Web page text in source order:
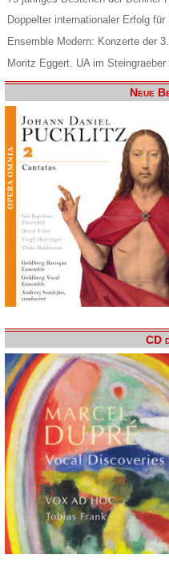
Doppelter internationaler Erfolg
Ensemble Modern: Konzerte der
Moritz Eggert. UA im
Neue
CD